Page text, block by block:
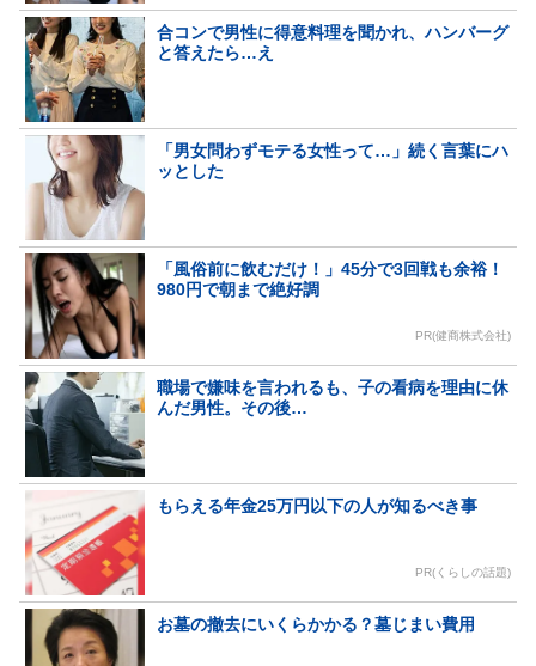
合コンで男性に得意料理を聞かれ、ハンバーグ
と答えたら…え
「男女問わずモテる女性って…」続く言葉にハ
ッとした
「風俗前に飲むだけ！」45分で3回戦も余裕！
980円で朝まで絶好調
PR(健商株式会社)
職場で嫌味を言われるも、子の看病を理由に休
んだ男性。その後…
もらえる年金25万円以下の人が知るべき事
PR(くらしの話題)
お墓の撤去にいくらかかる？墓じまい費用